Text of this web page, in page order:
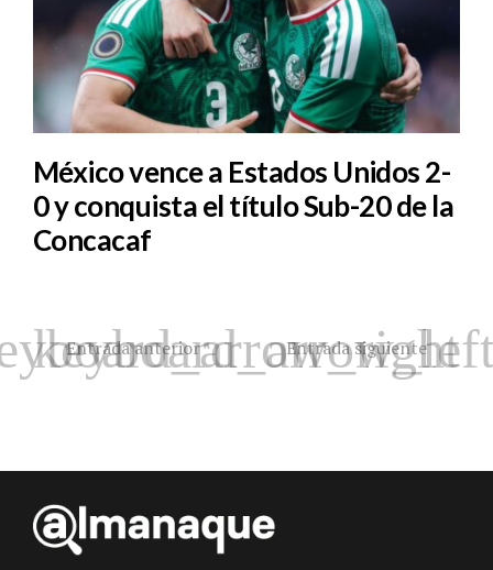
México vence a Estados Unidos 2-
0 y conquista el título Sub-20 de la
Concacaf
Entrada anterior Entrada siguiente